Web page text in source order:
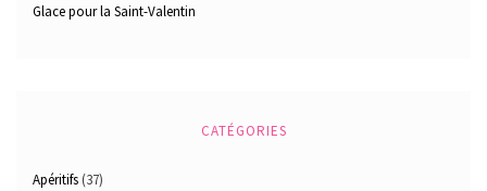
Glace pour la Saint-Valentin
CATÉGORIES
Apéritifs (37)